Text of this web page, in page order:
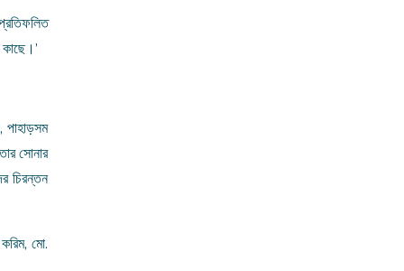
পাহাড়সম
সোনার
চিরন্তন
মো.